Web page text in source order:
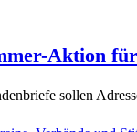
Aktion
sollen